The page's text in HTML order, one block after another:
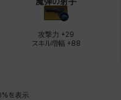
レノア
攻撃力 +29
スキル増幅 +88
を表示